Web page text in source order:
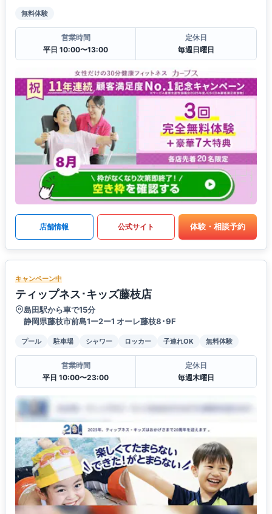
無料体験
営業時間
平日 10:00〜13:00
定休日
毎週日曜日
店舗情報 公式サイト 体験・相談予約
キャンペーン中
ティップネス･キッズ藤枝店
島田駅から車で15分
静岡県藤枝市前島1ー2ー1 オーレ藤枝8･9F
プール 駐車場 シャワー ロッカー 子連れOK 無料体験
営業時間
平日 10:00〜23:00
定休日
毎週木曜日